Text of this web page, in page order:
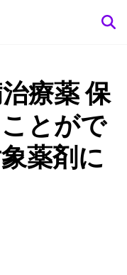
療薬 保
とがで
薬剤に